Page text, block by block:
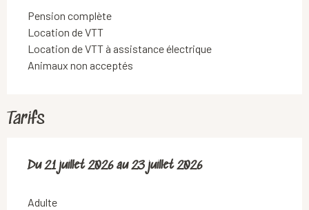
Pension complète
Location de VTT
Location de VTT à assistance électrique
Animaux non acceptés
Tarifs
Du21 juillet 2026 au23 juillet 2026
Du21 juillet 2026 au23 juillet 2026
Adulte